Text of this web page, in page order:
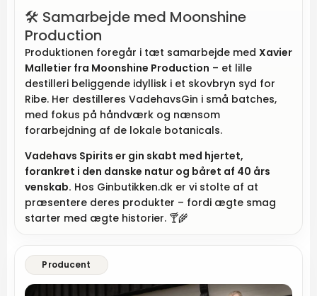
🛠 Samarbejde med Moonshine
Production
Produktionen foregår i tæt samarbejde med Xavier
Malletier fra Moonshine Production – et lille
destilleri beliggende idyllisk i et skovbryn syd for
Ribe. Her destilleres VadehavsGin i små batches,
med fokus på håndværk og nænsom
forarbejdning af de lokale botanicals.
Vadehavs Spirits er gin skabt med hjertet,
forankret i den danske natur og båret af 40 års
venskab. Hos Ginbutikken.dk er vi stolte af at
præsentere deres produkter – fordi ægte smag
starter med ægte historier. 🍸🌾
Producent